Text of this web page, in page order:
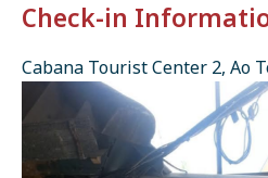
Check-in
Cabana Tourist Center 2, Ao